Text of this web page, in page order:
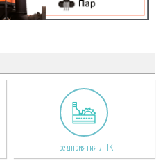
Предприятия ЛПК